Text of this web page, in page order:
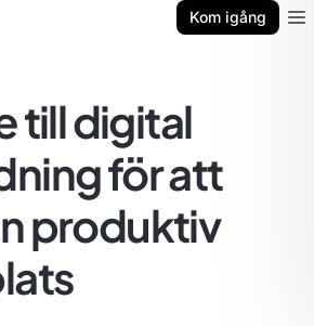
Kom igång
till digital
för att
produktiv